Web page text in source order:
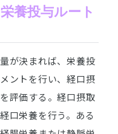
養投与ルート
が決まれば、栄養投
ントを行い、経口摂
評価する。経口摂取
口栄養を行う。ある